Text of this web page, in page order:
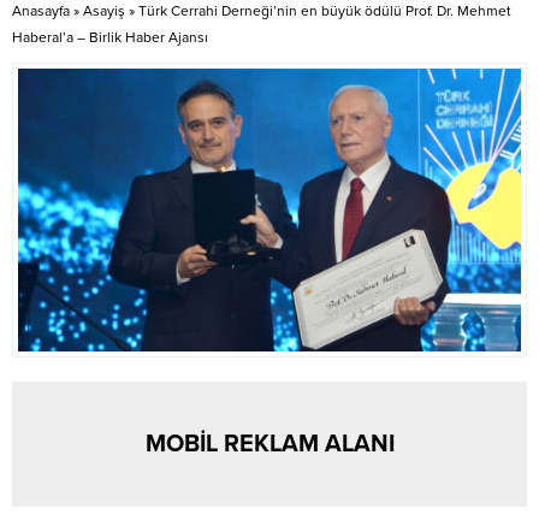
vatandaşımızın cep telefonu
kameralarına yansıyan ve
büyüklüğü ile dikkat çeken dev
üzere “Aile Hekimine
devreye alındığını duyurdu.
Bakanlıktan yapılan açıklamaya
göre, 25 Temmuz 2025 itibarıyla
hayata geçirilen uygulamayla
sağlık hizmetlerine erişimin
kolaylaştırılması...
Anasayfa » Asayiş » Türk Cerrahi Derneği’nin en büyük ödülü Prof. Dr. Mehmet
Haberal’a – Birlik Haber Ajansı
MOBİL REKLAM ALANI